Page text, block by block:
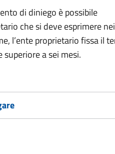
di diniego è possibile
che si deve esprimere
l’ente proprietario fissa il
a sei mesi.